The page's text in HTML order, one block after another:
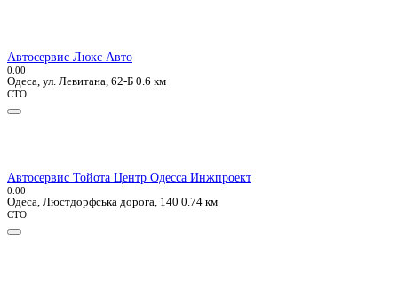
Автосервис Люкс Авто
0.00
Одеса, ул. Левитана, 62-Б 0.6 км
СТО
Автосервис Тойота Центр Одесcа Инжпроект
0.00
Одеса, Люстдорфська дорога, 140 0.74 км
СТО